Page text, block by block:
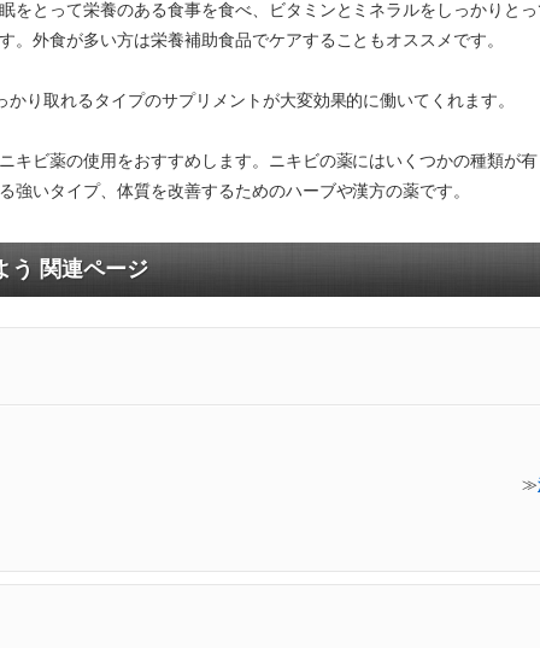
をとって栄養のある食事を食べ、ビタミンとミネラルをしっかりと
。外食が多い方は栄養補助食品でケアすることもオススメです。
り取れるタイプのサプリメントが大変効果的に働いてくれます。
キビ薬の使用をおすすめします。ニキビの薬にはいくつかの種類が
強いタイプ、体質を改善するためのハーブや漢方の薬です。
う 関連ページ
≫